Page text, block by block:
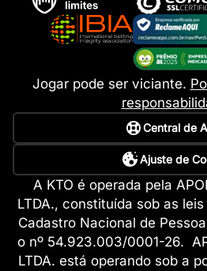
Jogar pode ser viciante.
Central de
Ajuste de
A KTO é operada pela
LTDA., constituída sob as
Cadastro Nacional de
o nº 54.923.003/0001-26.
LTDA. está operando sob a